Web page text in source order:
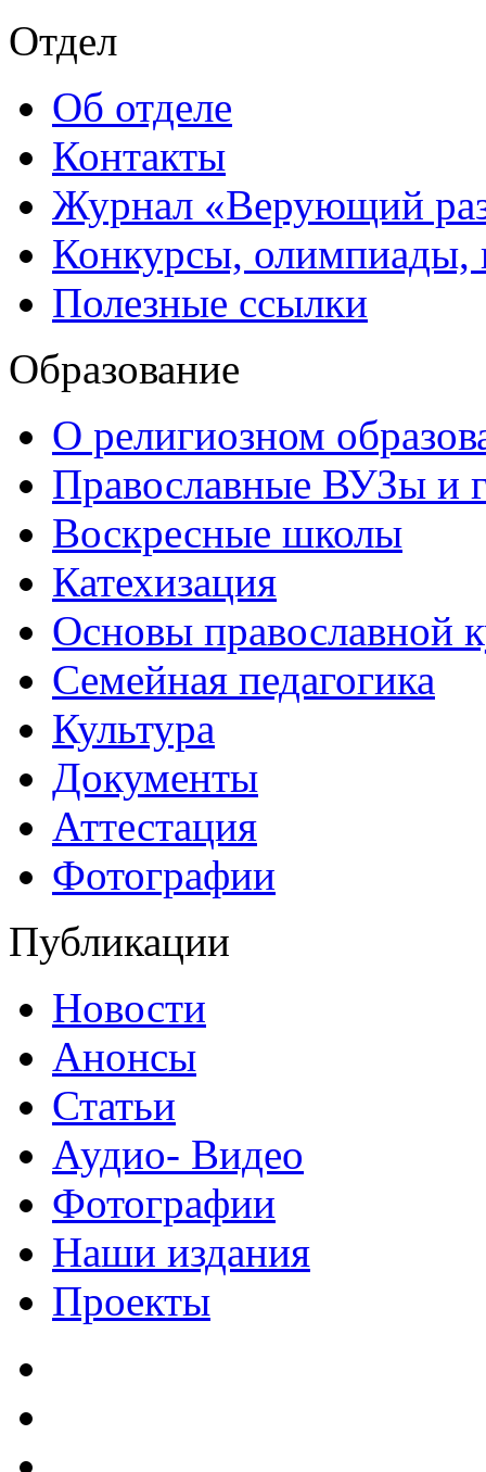
Отдел
Об отделе
Контакты
Журнал «Верующий
Конкурсы, олимпиады,
Полезные ссылки
Образование
О религиозном
Православные ВУЗы и
Воскресные школы
Катехизация
Основы православной
Семейная педагогика
Культура
Документы
Аттестация
Фотографии
Публикации
Новости
Анонсы
Статьи
Аудио- Видео
Фотографии
Наши издания
Проекты